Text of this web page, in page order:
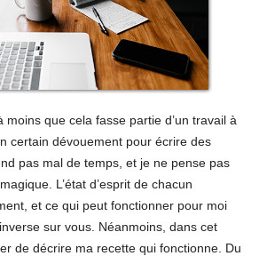
moins que cela fasse partie d’un travail à
certain dévouement pour écrire des
pas mal de temps, et je ne pense pas
L’état d’esprit de chacun
et ce qui peut fonctionner pour moi
sur vous. Néanmoins, dans cet
de décrire ma recette qui fonctionne. Du